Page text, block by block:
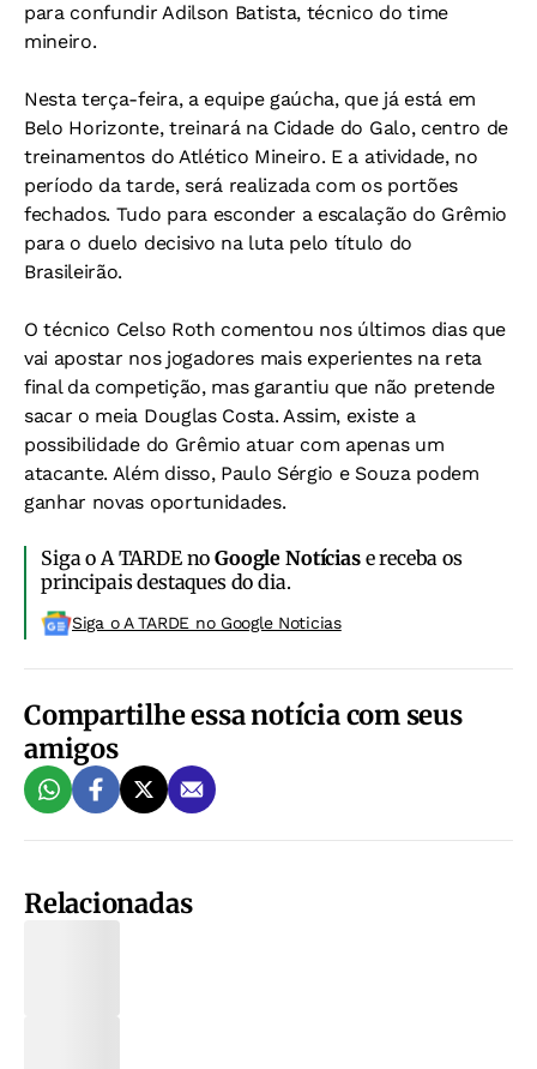
para confundir Adilson Batista, técnico do time
mineiro.
Nesta terça-feira, a equipe gaúcha, que já está em
Belo Horizonte, treinará na Cidade do Galo, centro de
treinamentos do Atlético Mineiro. E a atividade, no
período da tarde, será realizada com os portões
fechados. Tudo para esconder a escalação do Grêmio
para o duelo decisivo na luta pelo título do
Brasileirão.
O técnico Celso Roth comentou nos últimos dias que
vai apostar nos jogadores mais experientes na reta
final da competição, mas garantiu que não pretende
sacar o meia Douglas Costa. Assim, existe a
possibilidade do Grêmio atuar com apenas um
atacante. Além disso, Paulo Sérgio e Souza podem
ganhar novas oportunidades.
Siga o A TARDE noGoogle Notíciase receba os
principais destaques do dia.
Siga o A TARDE no Google Noticias
Compartilhe essa notícia com seus
amigos
Relacionadas